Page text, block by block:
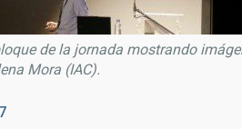
de la jornada mostrando
Mora (IAC).